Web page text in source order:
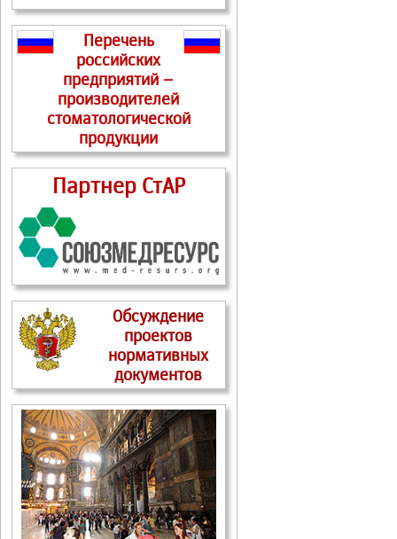
Перечень
российских
предприятий –
производителей
стоматологической
продукции
Партнер СтАР
Обсуждение
проектов
нормативных
документов